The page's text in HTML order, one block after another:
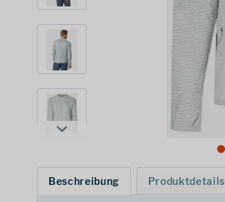
Beschreibung Produktdetails